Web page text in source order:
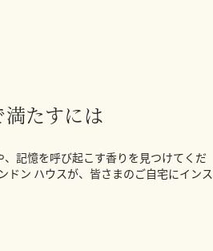
たすには
記憶を呼び起こす香りを見つけてくだ
ン ハウスが、皆さまのご自宅にインス